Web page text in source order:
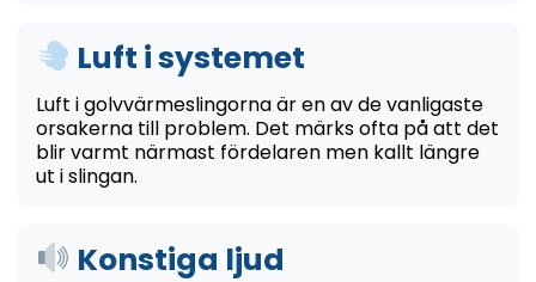
Luft i systemet
Luft i golvvärmeslingorna är en av de vanligaste
orsakerna till problem. Det märks ofta på att det
blir varmt närmast fördelaren men kallt längre
ut i slingan.
Konstiga ljud